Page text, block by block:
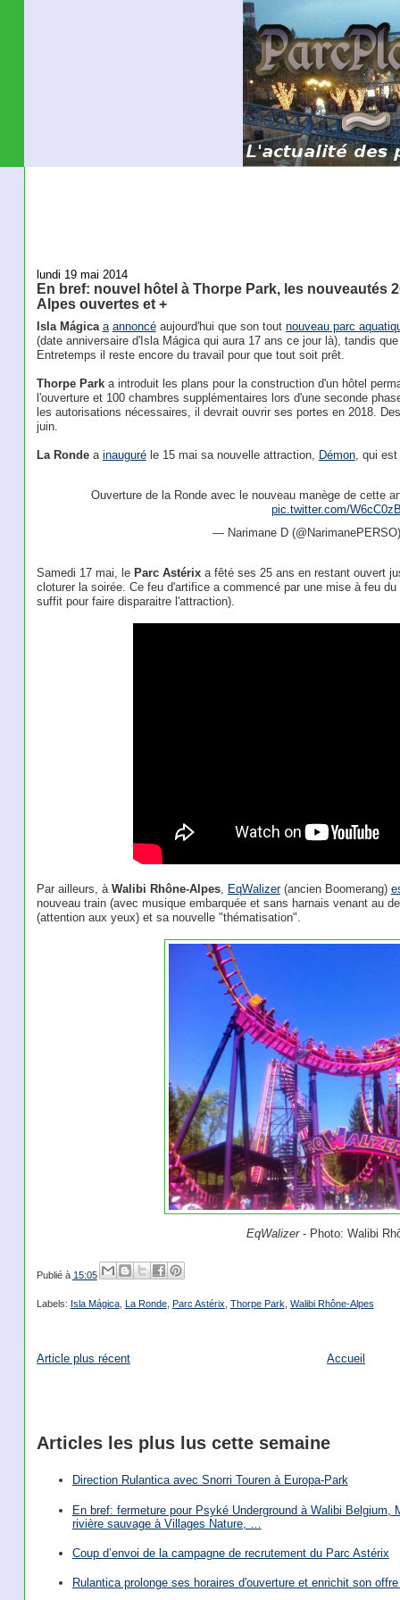
lundi 19 mai 2014
En bref: nouvel hôtel à Thorpe Park, les nouveautés
Alpes ouvertes et +
Isla Mágica a annoncéaujourd'hui que son tout nouveau parc
(date anniversaire d'Isla Mágica qui aura 17 ans ce jour là), tandis
Entretemps il reste encore du travail pour que tout soit prêt.
Thorpe Parka introduit les plans pour la construction d'un hôtel
l'ouverture et 100 chambres supplémentaires lors d'une seconde
les autorisations nécessaires, il devrait ouvrir ses portes en 2018.
juin.
La Rondea inauguréle 15 mai sa nouvelle attraction, Démon, qui est
Ouverture de la Ronde avec le nouveau manège de cette
pic.twitter.com/
— Narimane D (@NarimanePERSO)
Samedi 17 mai, le Parc Astérixa fêté ses 25 ans en restant ouvert
cloturer la soirée. Ce feu d'artifice a commencé par une mise à feu
suffit pour faire disparaitre l'attraction).
Par ailleurs, à Walibi Rhône-Alpes, EqWalizer(ancien Boomerang)
nouveau train (avec musique embarquée et sans harnais venant au
(attention aux yeux) et sa nouvelle "thématisation".
EqWalizer- Photo: Walibi
Publié à 15:05
Labels: Isla Mágica, La Ronde, Parc Astérix Thorpe Park Walibi Rhône-Alpes
Article plus récent Accueil
Articles les plus lus cette semaine
Direction Rulantica avec Snorri Touren à Europa-Park
En bref: fermeture pour Psyké Underground à Walibi Belgium,
rivière sauvage à Villages Nature, …
Coup d’envoi de la campagne de recrutement du Parc Astérix
Rulantica prolonge ses horaires d'ouverture et enrichit son